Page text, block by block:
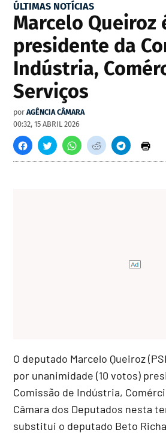
ÚLTIMAS NOTÍCIAS
Marcelo Queiroz
presidente da
Indústria,
Serviços
por AGÊNCIA CÂMARA
00:32, 15 ABRIL 2026
O deputado Marcelo Queiroz
por unanimidade (10 votos)
Comissão de Indústria,
Câmara dos Deputados nesta
substitui o deputado Beto Richa